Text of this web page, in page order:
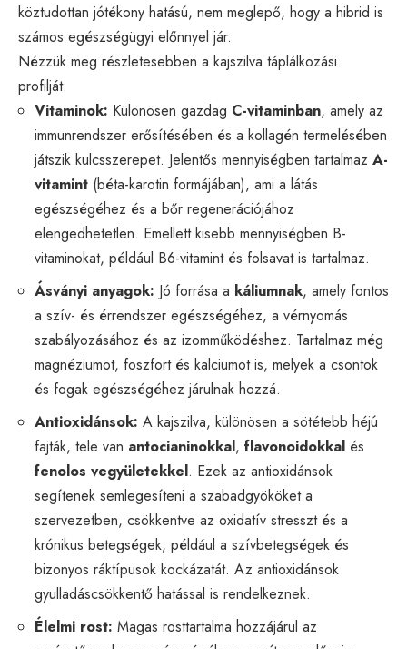
köztudottan jótékony hatású, nem meglepő, hogy a hibrid is
számos egészségügyi előnnyel jár.
Nézzük meg részletesebben a kajszilva táplálkozási
profilját:
Vitaminok: Különösen gazdag C-vitaminban, amely az
immunrendszer erősítésében és a kollagén termelésében
játszik kulcsszerepet. Jelentős mennyiségben tartalmaz A-
vitamint (béta-karotin formájában), ami a látás
egészségéhez és a bőr regenerációjához
elengedhetetlen. Emellett kisebb mennyiségben B-
vitaminokat, például B6-vitamint és folsavat is tartalmaz.
Ásványi anyagok: Jó forrása a káliumnak, amely fontos
a szív- és érrendszer egészségéhez, a vérnyomás
szabályozásához és az izomműködéshez. Tartalmaz még
magnéziumot, foszfort és kalciumot is, melyek a csontok
és fogak egészségéhez járulnak hozzá.
Antioxidánsok: A kajszilva, különösen a sötétebb héjú
fajták, tele van antocianinokkal, flavonoidokkal és
fenolos vegyületekkel. Ezek az antioxidánsok
segítenek semlegesíteni a szabadgyököket a
szervezetben, csökkentve az oxidatív stresszt és a
krónikus betegségek, például a szívbetegségek és
bizonyos ráktípusok kockázatát. Az antioxidánsok
gyulladáscsökkentő hatással is rendelkeznek.
Élelmi rost: Magas rosttartalma hozzájárul az